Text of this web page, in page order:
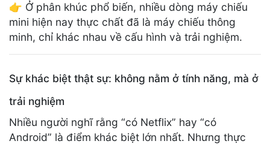
👉 Ở phân khúc phổ biến, nhiều dòng máy chiếu
mini hiện nay thực chất đã là máy chiếu thông
minh, chỉ khác nhau về cấu hình và trải nghiệm.
Sự khác biệt thật sự: không nằm ở tính năng, mà ở
trải nghiệm
Nhiều người nghĩ rằng “có Netflix” hay “có
Android” là điểm khác biệt lớn nhất. Nhưng thực